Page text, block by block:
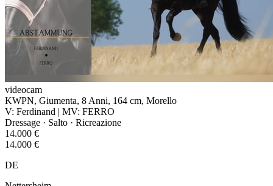
videocam
KWPN, Giumenta, 8 Anni, 164 cm, Morello
V: Ferdinand | MV: FERRO
Dressage · Salto · Ricreazione
14.000 €
14.000 €
DE